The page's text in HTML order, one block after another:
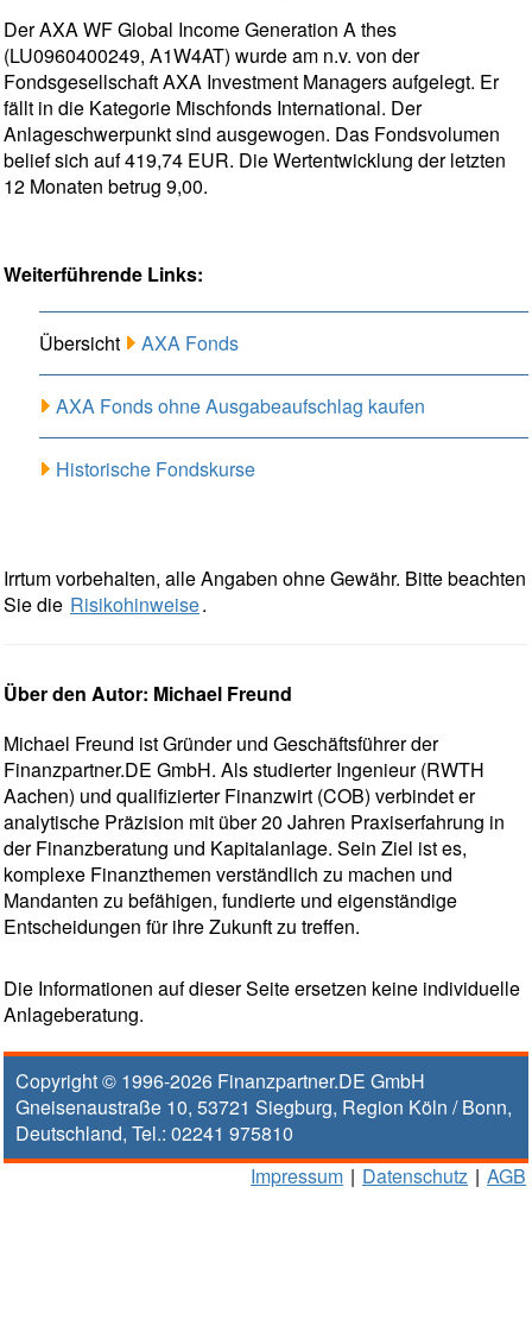
Der AXA WF Global Income Generation A thes
(LU0960400249, A1W4AT) wurde am n.v. von der
Fondsgesellschaft AXA Investment Managers aufgelegt. Er
fällt in die Kategorie Mischfonds International. Der
Anlageschwerpunkt sind ausgewogen. Das Fondsvolumen
belief sich auf 419,74 EUR. Die Wertentwicklung der letzten
12 Monaten betrug 9,00.
Weiterführende Links:
Übersicht AXA Fonds
AXA Fonds ohne Ausgabeaufschlag kaufen
Historische Fondskurse
Irrtum vorbehalten, alle Angaben ohne Gewähr. Bitte beachten
Sie die Risikohinweise.
Über den Autor: Michael Freund
Michael Freund ist Gründer und Geschäftsführer der
Finanzpartner.DE GmbH. Als studierter Ingenieur (RWTH
Aachen) und qualifizierter Finanzwirt (COB) verbindet er
analytische Präzision mit über 20 Jahren Praxiserfahrung in
der Finanzberatung und Kapitalanlage. Sein Ziel ist es,
komplexe Finanzthemen verständlich zu machen und
Mandanten zu befähigen, fundierte und eigenständige
Entscheidungen für ihre Zukunft zu treffen.
Die Informationen auf dieser Seite ersetzen keine individuelle
Anlageberatung.
Copyright © 1996-2026 Finanzpartner.DE GmbH
Gneisenaustraße 10, 53721 Siegburg, Region Köln / Bonn,
Deutschland, Tel.: 02241 975810
Impressum | Datenschutz | AGB